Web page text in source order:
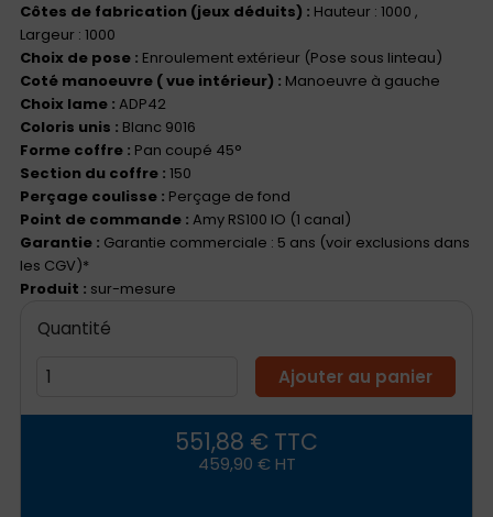
Côtes de fabrication (jeux déduits) : Hauteur : 1000 ,
Largeur : 1000
Choix de pose : Enroulement extérieur (Pose sous linteau)
Coté manoeuvre ( vue intérieur) : Manoeuvre à gauche
Choix lame : ADP42
Coloris unis : Blanc 9016
Forme coffre : Pan coupé 45°
Section du coffre : 150
Perçage coulisse : Perçage de fond
Point de commande : Amy RS100 IO (1 canal)
Garantie : Garantie commerciale : 5 ans (voir exclusions dans
les CGV)*
Produit : sur-mesure
459,90 € HT
551,88 € TTC
Quantité
Ajouter au panier